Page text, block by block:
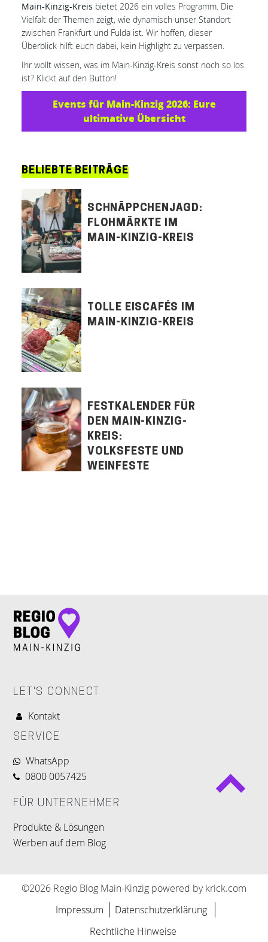
Main-Kinzig-Kreis bietet 2026 ein volles Programm. Die
Vielfalt der Themen zeigt, wie dynamisch unser Standort
zwischen Frankfurt und Fulda ist. Wir hoffen, dieser
Überblick hilft euch dabei, kein Highlight zu verpassen.
Ihr wollt wissen, was im Main-Kinzig-Kreis sonst noch so los
ist? Klickt auf den Button!
Events für Main-Kinzig 2026: Eure
ultimative Übersicht
BELIEBTE BEITRÄGE
SCHNÄPPCHENJAGD:
FLOHMÄRKTE IM
MAIN-KINZIG-KREIS
TOLLE EISCAFÉS IM
MAIN-KINZIG-KREIS
FESTKALENDER FÜR
DEN MAIN-KINZIG-
KREIS:
VOLKSFESTE UND
WEINFESTE
LET'S CONNECT
Kontakt
SERVICE
WhatsApp
0800 0057425
FÜR UNTERNEHMER
Produkte & Lösungen
Werben auf dem Blog
©2026 Regio Blog Main-Kinzig powered by krick.com
Impressum
Datenschutzerklärung
Rechtliche Hinweise